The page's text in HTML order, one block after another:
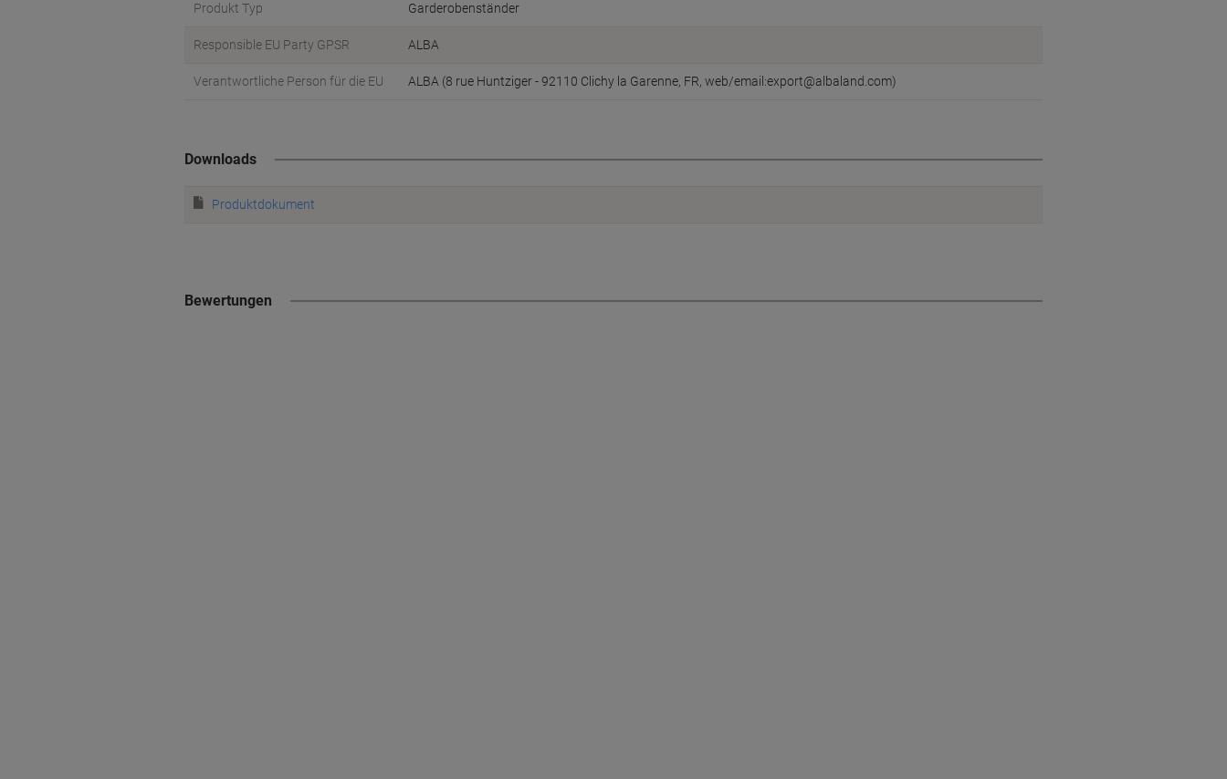
Produkt Typ Garderobenständer
Responsible EU Party GPSR ALBA
Verantwortliche Person für die EU ALBA (8 rue Huntziger - 92110 Clichy la Garenne, FR, web/email:export@albaland.com)
Downloads
Produktdokument
Bewertungen